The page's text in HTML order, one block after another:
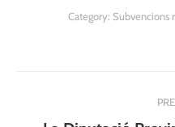
Category: Subvencions